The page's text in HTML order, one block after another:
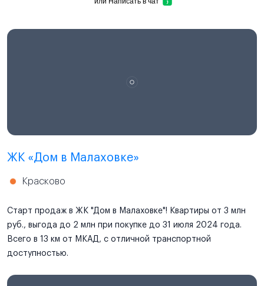
ЖК «Дом в Малаховке»
Красково
Старт продаж в ЖК "Дом в Малаховке"! Квартиры от 3 млн
руб., выгода до 2 млн при покупке до 31 июля 2024 года.
Всего в 13 км от МКАД, с отличной транспортной
доступностью.